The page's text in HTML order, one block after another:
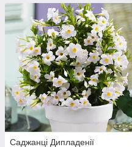
Саджанці Дипладенії